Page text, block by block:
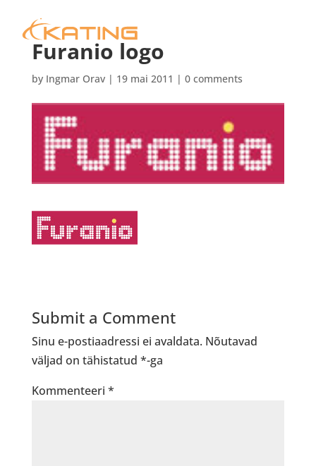
Furanio logo
by Ingmar Orav| 19 mai 2011 | 0 comments
Submit a Comment
Sinu e-postiaadressi ei avaldata. Nõutavad
väljad on tähistatud *-ga
Kommenteeri *